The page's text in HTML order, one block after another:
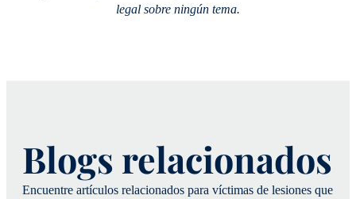
legal sobre ningún tema.
Blogs relacionados
Encuentre artículos relacionados para víctimas de lesiones que